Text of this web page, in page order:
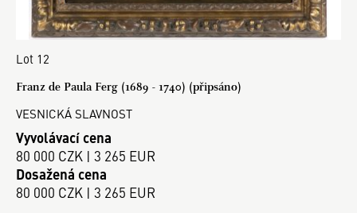
Lot 12
Franz de Paula Ferg (1689 - 1740) (připsáno)
VESNICKÁ SLAVNOST
Vyvolávací cena
80 000 CZK | 3 265 EUR
Dosažená cena
80 000 CZK | 3 265 EUR